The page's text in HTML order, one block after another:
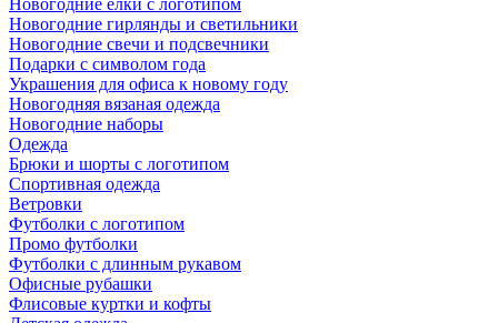
Новогодние елки с логотипом
Новогодние гирлянды и светильники
Новогодние свечи и подсвечники
Подарки с символом года
Украшения для офиса к новому году
Новогодняя вязаная одежда
Новогодние наборы
Одежда
Брюки и шорты с логотипом
Спортивная одежда
Ветровки
Футболки с логотипом
Промо футболки
Футболки с длинным рукавом
Офисные рубашки
Флисовые куртки и кофты